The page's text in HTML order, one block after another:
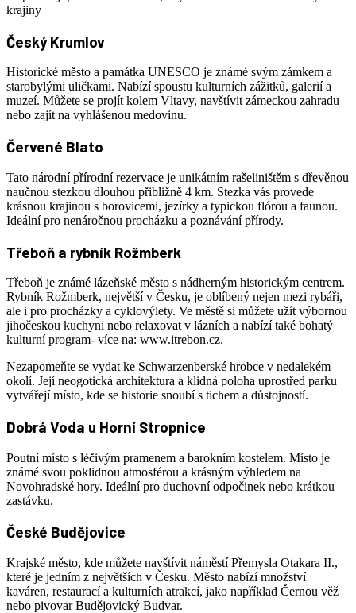
krajiny
Český Krumlov
Historické město a památka UNESCO je známé svým zámkem a
starobylými uličkami. Nabízí spoustu kulturních zážitků, galerií a
muzeí. Můžete se projít kolem Vltavy, navštívit zámeckou zahradu
nebo zajít na vyhlášenou medovinu.
Červené Blato
Tato národní přírodní rezervace je unikátním rašeliništěm s dřevěnou
naučnou stezkou dlouhou přibližně 4 km. Stezka vás provede
krásnou krajinou s borovicemi, jezírky a typickou flórou a faunou.
Ideální pro nenáročnou procházku a poznávání přírody.
Třeboň a rybník Rožmberk
Třeboň je známé lázeňské město s nádherným historickým centrem.
Rybník Rožmberk, největší v Česku, je oblíbený nejen mezi rybáři,
ale i pro procházky a cyklovýlety. Ve městě si můžete užít výbornou
jihočeskou kuchyni nebo relaxovat v lázních a nabízí také bohatý
kulturní program- více na: www.itrebon.cz.
Nezapomeňte se vydat ke Schwarzenberské hrobce v nedalekém
okolí. Její neogotická architektura a klidná poloha uprostřed parku
vytvářejí místo, kde se historie snoubí s tichem a důstojností.
Dobrá Voda u Horní Stropnice
Poutní místo s léčivým pramenem a barokním kostelem. Místo je
známé svou poklidnou atmosférou a krásným výhledem na
Novohradské hory. Ideální pro duchovní odpočinek nebo krátkou
zastávku.
České Budějovice
Krajské město, kde můžete navštívit náměstí Přemysla Otakara II.,
které je jedním z největších v Česku. Město nabízí množství
kaváren, restaurací a kulturních atrakcí, jako například Černou věž
nebo pivovar Budějovický Budvar.